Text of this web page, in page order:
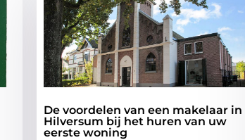
De voordelen van een makelaar in
Hilversum bij het huren van uw
eerste woning